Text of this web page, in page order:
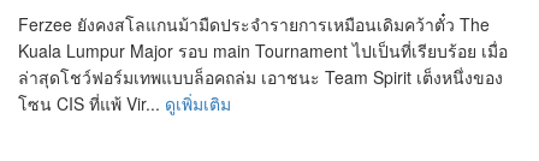
Ferzee ยังคงสโลแกนม้ามืดประจำรายการเหมือนเดิมคว้าตั๋ว The
Kuala Lumpur Major รอบ main Tournament ไปเป็นที่เรียบร้อย เมื่อ
ล่าสุดโชว์ฟอร์มเทพแบบล็อคถล่ม เอาชนะ Team Spirit เต็งหนึ่งของ
โซน CIS ที่แพ้ Vir... ดูเพิ่มเติม